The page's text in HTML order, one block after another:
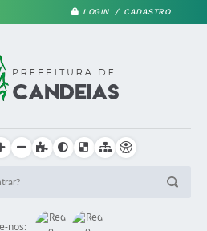
LOGIN / CADASTRO
nos: